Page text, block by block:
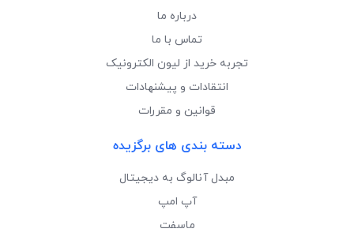
درباره ما
تماس با ما
تجربه خرید از لیون الکترونیک
انتقادات و پیشنهادات
قوانین و مقررات
دسته بندی های برگزیده
مبدل آنالوگ به دیجیتال
آپ امپ
ماسفت